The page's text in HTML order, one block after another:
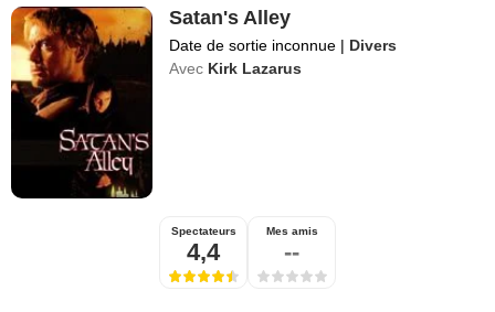
Satan's Alley
Date de sortie inconnue | Divers
Avec Kirk Lazarus
Spectateurs
4,4
Mes amis
--